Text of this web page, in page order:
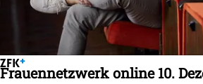
Frauennetzwerk online 10.